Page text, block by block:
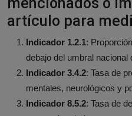
artículo para
Indicador 1.2.1:
debajo del umbral nacional
Indicador 3.4.2: Tasa de
mentales, neurológicos y
Indicador 8.5.2: Tasa de